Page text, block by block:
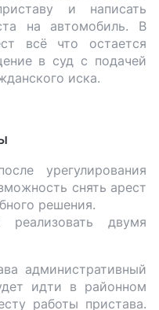
и написать
на автомобиль. В
всё что остается
в суд с подачей
иска.
урегулирования
снять арест
решения.
двумя
административный
идти в районном
работы пристава.